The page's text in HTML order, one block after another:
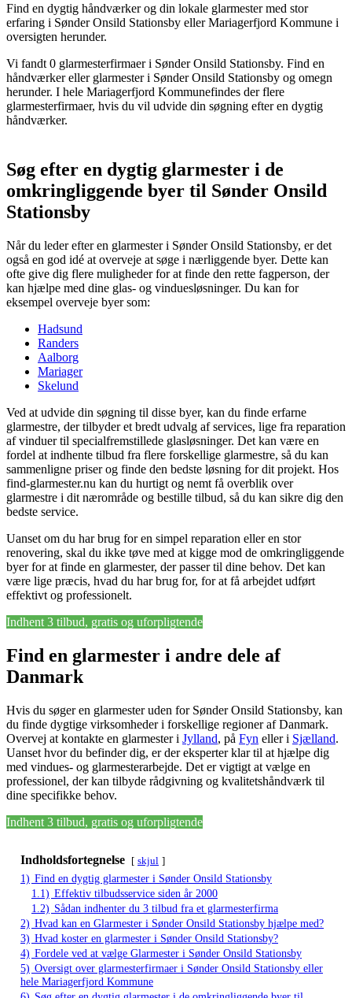
Find en dygtig håndværker og din lokale glarmester med stor
erfaring i Sønder Onsild Stationsby eller Mariagerfjord Kommune i
oversigten herunder.
Vi fandt 0 glarmesterfirmaer i Sønder Onsild Stationsby. Find en
håndværker eller glarmester i Sønder Onsild Stationsby og omegn
herunder. I hele Mariagerfjord Kommunefindes der flere
glarmesterfirmaer, hvis du vil udvide din søgning efter en dygtig
håndværker.
Søg efter en dygtig glarmester i de
omkringliggende byer til Sønder Onsild
Stationsby
Når du leder efter en glarmester i Sønder Onsild Stationsby, er det
også en god idé at overveje at søge i nærliggende byer. Dette kan
ofte give dig flere muligheder for at finde den rette fagperson, der
kan hjælpe med dine glas- og vinduesløsninger. Du kan for
eksempel overveje byer som:
Hadsund
Randers
Aalborg
Mariager
Skelund
Ved at udvide din søgning til disse byer, kan du finde erfarne
glarmestre, der tilbyder et bredt udvalg af services, lige fra reparation
af vinduer til specialfremstillede glasløsninger. Det kan være en
fordel at indhente tilbud fra flere forskellige glarmestre, så du kan
sammenligne priser og finde den bedste løsning for dit projekt. Hos
find-glarmester.nu kan du hurtigt og nemt få overblik over
glarmestre i dit nærområde og bestille tilbud, så du kan sikre dig den
bedste service.
Uanset om du har brug for en simpel reparation eller en stor
renovering, skal du ikke tøve med at kigge mod de omkringliggende
byer for at finde en glarmester, der passer til dine behov. Det kan
være lige præcis, hvad du har brug for, for at få arbejdet udført
effektivt og professionelt.
Indhent 3 tilbud, gratis og uforpligtende
Find en glarmester i andre dele af
Danmark
Hvis du søger en glarmester uden for Sønder Onsild Stationsby, kan
du finde dygtige virksomheder i forskellige regioner af Danmark.
Overvej at kontakte en glarmester i Jylland, på Fyn eller i Sjælland.
Uanset hvor du befinder dig, er der eksperter klar til at hjælpe dig
med vindues- og glarmesterarbejde. Det er vigtigt at vælge en
professionel, der kan tilbyde rådgivning og kvalitetshåndværk til
dine specifikke behov.
Indhent 3 tilbud, gratis og uforpligtende
Indholdsfortegnelse skjul
1) Find en dygtig glarmester i Sønder Onsild Stationsby
1.1) Effektiv tilbudsservice siden år 2000
1.2) Sådan indhenter du 3 tilbud fra et glarmesterfirma
2) Hvad kan en Glarmester i Sønder Onsild Stationsby hjælpe med?
3) Hvad koster en glarmester i Sønder Onsild Stationsby?
4) Fordele ved at vælge Glarmester i Sønder Onsild Stationsby
5) Oversigt over glarmesterfirmaer i Sønder Onsild Stationsby eller
hele Mariagerfjord Kommune